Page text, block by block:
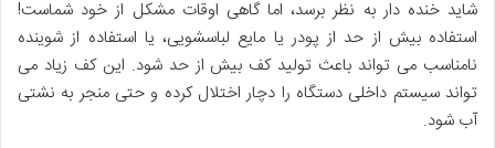
شاید خنده دار به نظر برسد، اما گاهی اوقات مشکل از خود شماست!
استفاده بیش از حد از پودر یا مایع لباسشویی، یا استفاده از شوینده
نامناسب می تواند باعث تولید کف بیش از حد شود. این کف زیاد می
تواند سیستم داخلی دستگاه را دچار اختلال کرده و حتی منجر به نشتی
آب شود.